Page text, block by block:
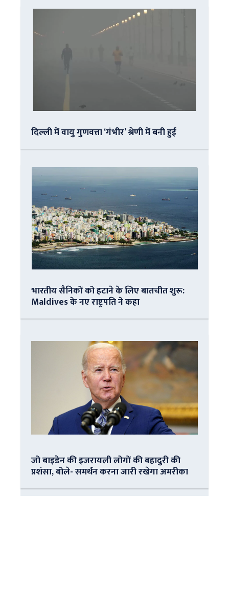
दिल्ली में वायु गुणवत्ता ‘गंभीर’ श्रेणी में बनी हुई
भारतीय सैनिकों को हटाने के लिए बातचीत शुरू:
Maldives के नए राष्ट्रपति ने कहा
जो बाइडेन की इजरायली लोगों की बहादुरी की
प्रशंसा, बोले- समर्थन करना जारी रखेगा अमरीका